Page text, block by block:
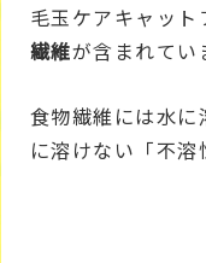
毛玉ケアキャット
繊維が含まれてい
食物繊維には水
に溶けない「不溶